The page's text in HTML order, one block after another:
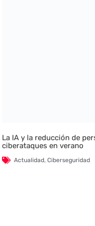
La IA y la reducción de
ciberataques en verano
Actualidad,Ciberseguridad